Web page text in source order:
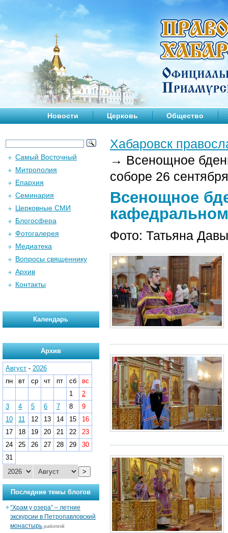
Новости Церковь Общество
Хабаровск
→ Всенощное
соборе 26
Всенощное
кафедральном
Фото: Татьяна
Самый Восточный
Митрополия
Епархия
Семинария
Церковные СМИ
Блогосфера
Фотогалерея
Медиатека
Вопросы священнику
Архив
Контакты
Календарь
Архив
Август - 2026
пн
вт ср чт пт сб
вс
1
2
3
4 5 6 7 8
9
10
11 12 13 14 15
16
17
18 19 20 21 22
23
24
25 26 27 28 29
30
31
>
Последние темы блогов
“Храм у озера” – летние
экскурсии в Петропавловский
монастырь palomnik